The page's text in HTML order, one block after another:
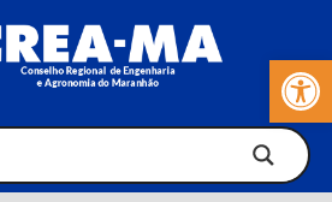
Barra de